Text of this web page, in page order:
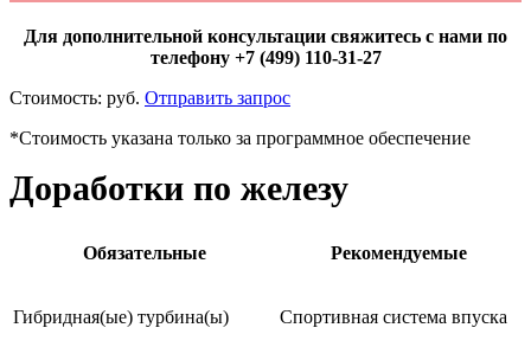
Для дополнительной консультации свяжитесь с нами по
телефону +7 (499) 110-31-27
Стоимость: руб. Отправить запрос
*Стоимость указана только за программное обеспечение
Доработки по железу
Обязательные Рекомендуемые
Гибридная(ые) турбина(ы) Спортивная система впуска